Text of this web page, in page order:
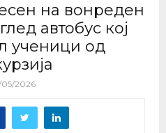
на вонреден
автобус кој
ученици од
2026